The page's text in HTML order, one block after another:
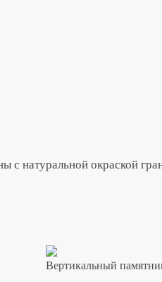
натуральной окраской
Вертикальный